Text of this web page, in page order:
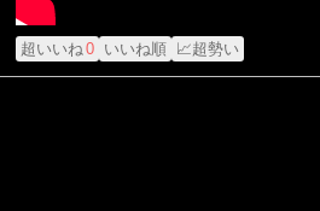
超いいね0 いいね順 📈超勢い